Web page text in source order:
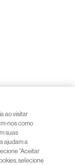
ao visitar
nos como
suas
ajudam a
“Aceitar
selecione